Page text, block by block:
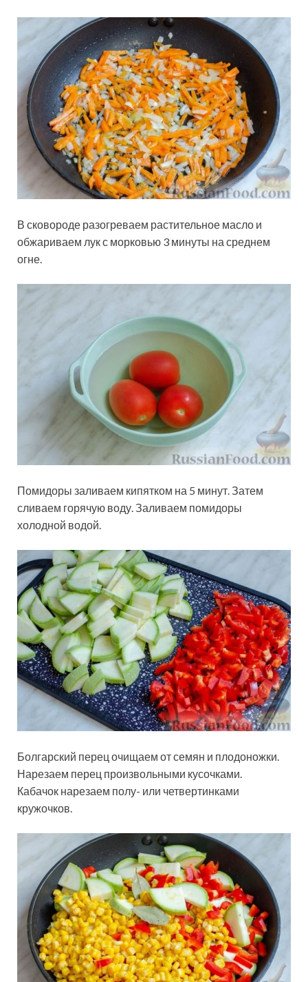
В сковороде разогреваем растительное масло и
обжариваем лук с морковью 3 минуты на среднем
огне.
Помидоры заливаем кипятком на 5 минут. Затем
сливаем горячую воду. Заливаем помидоры
холодной водой.
Болгарский перец очищаем от семян и плодоножки.
Нарезаем перец произвольными кусочками.
Кабачок нарезаем полу- или четвертинками
кружочков.